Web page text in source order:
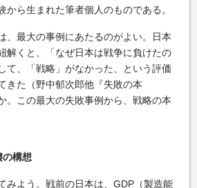
から生まれた筆者個人のものである。
、最大の事例にあたるのがよい。日本
解くと、「なぜ日本は戦争に負けたの
て、「戦略」がなかった、という評価
きた（野中郁次郎他『失敗の本
。この最大の失敗事例から、戦略の本
構想
みよう。戦前の日本は、GDP（製造能